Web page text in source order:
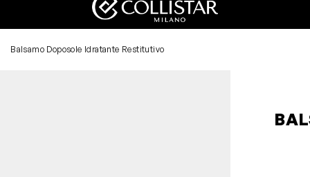
Balsamo Doposole Idratante Restitutivo